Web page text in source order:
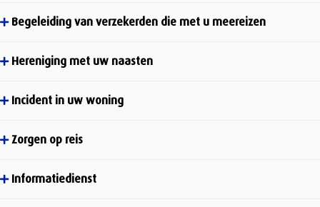
Begeleiding van verzekerden die met u meereizen
Hereniging met uw naasten
Incident in uw woning
Zorgen op reis
Informatiedienst